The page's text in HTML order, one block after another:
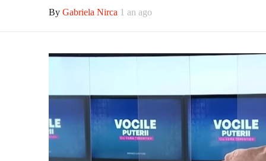
By Gabriela Nirca 1 an ago